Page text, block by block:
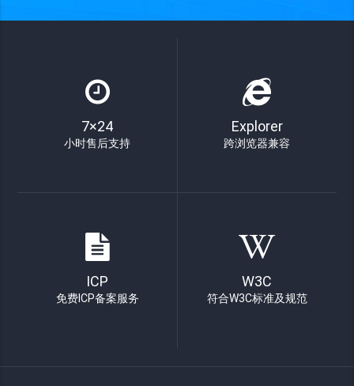
7×24
小时售后支持
Explorer
跨浏览器兼容
ICP
免费ICP备案服务
W3C
符合W3C标准及规范